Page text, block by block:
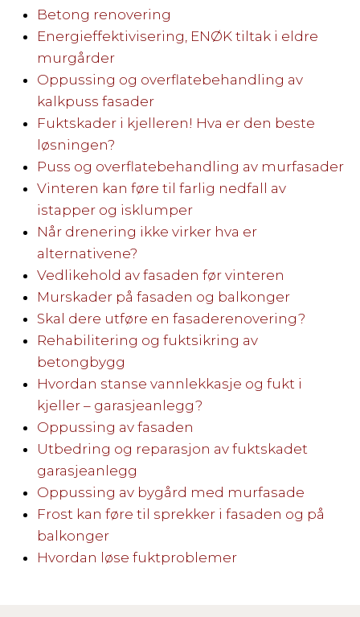
Betong renovering
Energieffektivisering, ENØK tiltak i eldre
murgårder
Oppussing og overflatebehandling av
kalkpuss fasader
Fuktskader i kjelleren! Hva er den beste
løsningen?
Puss og overflatebehandling av murfasader
Vinteren kan føre til farlig nedfall av
istapper og isklumper
Når drenering ikke virker hva er
alternativene?
Vedlikehold av fasaden før vinteren
Murskader på fasaden og balkonger
Skal dere utføre en fasaderenovering?
Rehabilitering og fuktsikring av
betongbygg
Hvordan stanse vannlekkasje og fukt i
kjeller – garasjeanlegg?
Oppussing av fasaden
Utbedring og reparasjon av fuktskadet
garasjeanlegg
Oppussing av bygård med murfasade
Frost kan føre til sprekker i fasaden og på
balkonger
Hvordan løse fuktproblemer